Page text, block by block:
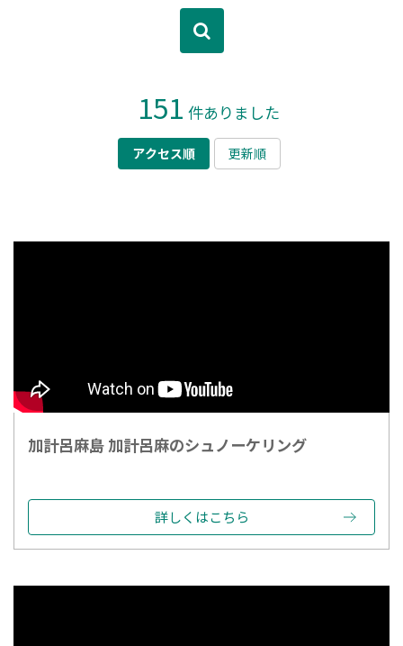
151 件ありました
アクセス順 更新順
加計呂麻島 加計呂麻のシュノーケリング
詳しくはこちら